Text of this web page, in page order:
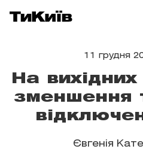
11 грудня
На вихідних
зменшення
Євгенія